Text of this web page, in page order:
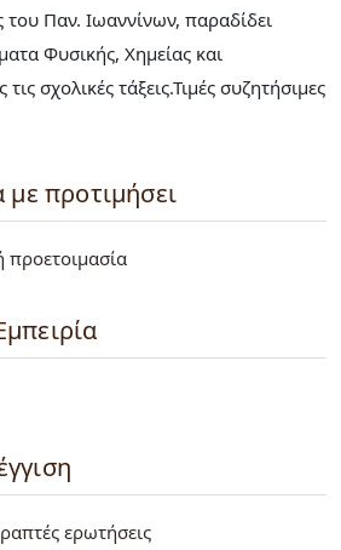
Παν. Ιωαννίνων, παραδίδει
Φυσικής, Χημείας και
σχολικές τάξεις.Τιμές συζητήσιμες
με προτιμήσει
προετοιμασία
ερωτήσεις